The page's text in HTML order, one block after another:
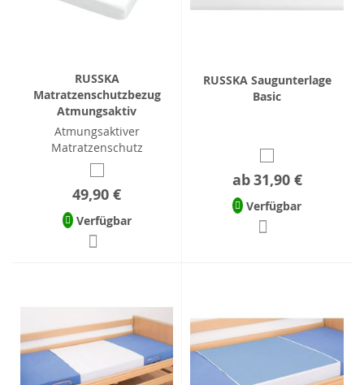
RUSSKA
Matratzenschutzbezug
Atmungsaktiv
Atmungsaktiver
Matratzenschutz
49,90 €
Verfügbar
RUSSKA Saugunterlage
Basic
ab31,90 €
Verfügbar